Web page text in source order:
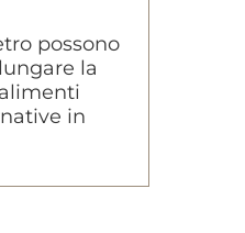
possono
la
in